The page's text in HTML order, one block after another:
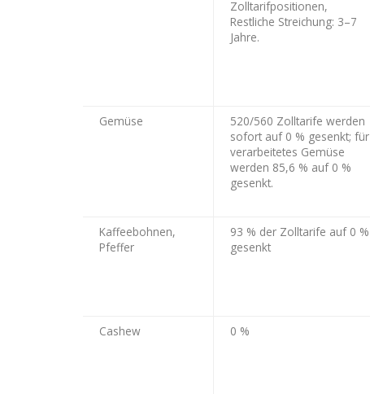
Zolltarifpositionen,
Restliche Streichung: 3–7
Jahre.
Gemüse
520/560 Zolltarife werden
sofort auf 0 % gesenkt; für
verarbeitetes Gemüse
werden 85,6 % auf 0 %
gesenkt.
Kaffeebohnen,
Pfeffer
93 % der Zolltarife auf 0 %
gesenkt
Cashew 0 %